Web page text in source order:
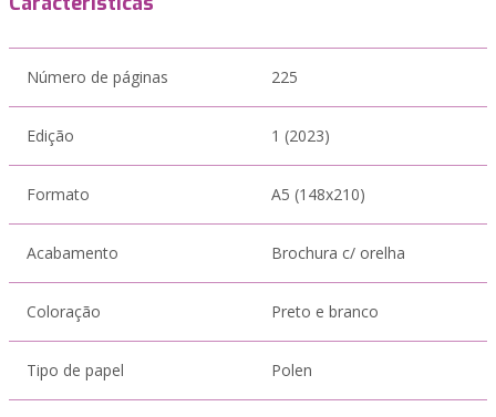
Número de páginas 225
Edição 1 (2023)
Formato A5 (148x210)
Acabamento Brochura c/ orelha
Coloração Preto e branco
Tipo de papel Polen